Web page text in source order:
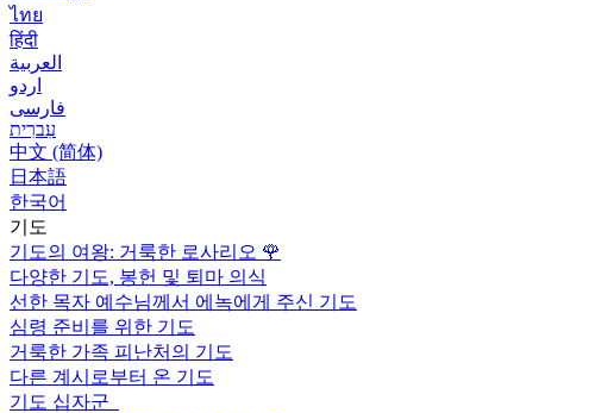
ไทย
हिंदी
العربية
اردو
فارسی
עִברִית
中文 (简体)
日本語
한국어
기도
기도의 여왕: 거룩한 로사리오 🌹
다양한 기도, 봉헌 및 퇴마 의식
선한 목자 예수님께서 에녹에게 주신 기도
심령 준비를 위한 기도
거룩한 가족 피난처의 기도
다른 계시로부터 온 기도
기도 십자군